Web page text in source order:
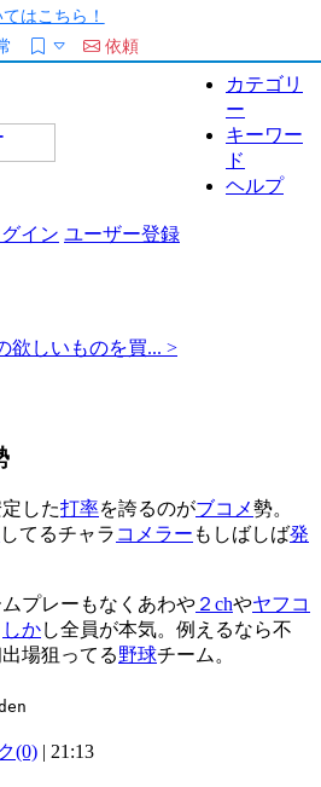
はこちら！
依頼